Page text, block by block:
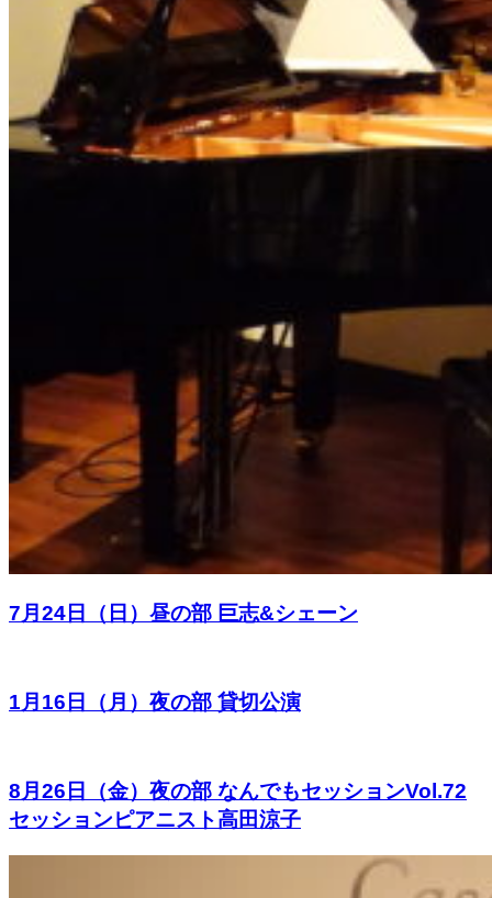
7月24日（日）昼の部 巨志&シェーン
1月16日（月）夜の部 貸切公演
8月26日（金）夜の部 なんでもセッションVol.72
セッションピアニスト高田涼子